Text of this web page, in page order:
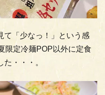
て「少なっ！」という感
限定冷麺POP以外に定食
・・・。